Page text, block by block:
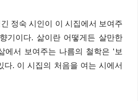
정숙 시인이 이 시집에서 보여주
기이다. 삶이란 어떻게든 살만한
에서 보여주는 나름의 철학은 ‘보
다. 이 시집의 처음을 여는 시에서